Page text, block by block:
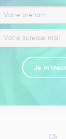
Je